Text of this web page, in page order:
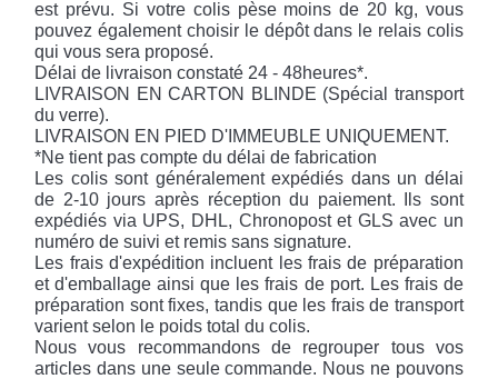
est prévu. Si votre colis pèse moins de 20 kg, vous
pouvez également choisir le dépôt dans le relais colis
qui vous sera proposé.
Délai de livraison constaté 24 - 48heures*.
LIVRAISON EN CARTON BLINDE (Spécial transport
du verre).
LIVRAISON EN PIED D'IMMEUBLE UNIQUEMENT.
*Ne tient pas compte du délai de fabrication
Les colis sont généralement expédiés dans un délai
de 2-10 jours après réception du paiement. Ils sont
expédiés via UPS, DHL, Chronopost et GLS avec un
numéro de suivi et remis sans signature.
Les frais d'expédition incluent les frais de préparation
et d'emballage ainsi que les frais de port. Les frais de
préparation sont fixes, tandis que les frais de transport
varient selon le poids total du colis.
Nous vous recommandons de regrouper tous vos
articles dans une seule commande. Nous ne pouvons